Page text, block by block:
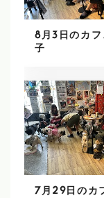
8月3日のカフ
子
7月29日のカ